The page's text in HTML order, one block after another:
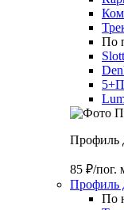
По
Slott
Профиль
85 ₽/пог.
Профиль
По